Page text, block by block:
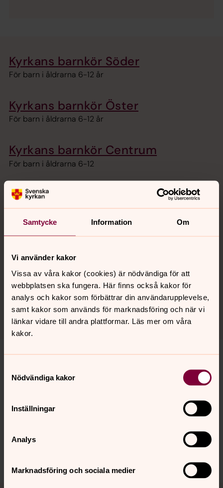
Samtycke Information Om
Vi använder kakor
Vissa av våra kakor (cookies) är nödvändiga för att
webbplatsen ska fungera. Här finns också kakor för
analys och kakor som förbättrar din användarupplevelse,
samt kakor som används för marknadsföring och när vi
länkar vidare till andra plattformar. Läs mer om våra
kakor.
Nödvändiga kakor
Inställningar
Analys
Marknadsföring och sociala medier
Kyrkans barnkör Söder
För barn i åldrarna 6-12 år
Kyrkans barnkör Öster
För barn i åldrarna 6-12 år
Kyrkans barnkör Centrum
För barn i åldrarna 6-12
Änglakören Degerfors
För barn i årskurs 3-5
Stjärnkören Degerfors
För barn i förskoleklass till årskurs 2
Celestakören Degerfors
För ungdomar i årskurs 6, högstadiet och gymnasiet
Senast ändrad 15 juni 2026
innehåll?
Dela